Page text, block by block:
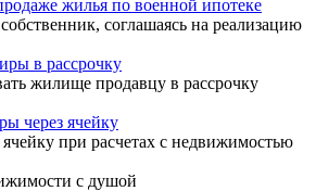
жилья по военной ипотеке
соглашаясь на реализацию
в рассрочку
жилище продавцу в рассрочку
через ячейку
при расчетах с недвижимостью
с душой